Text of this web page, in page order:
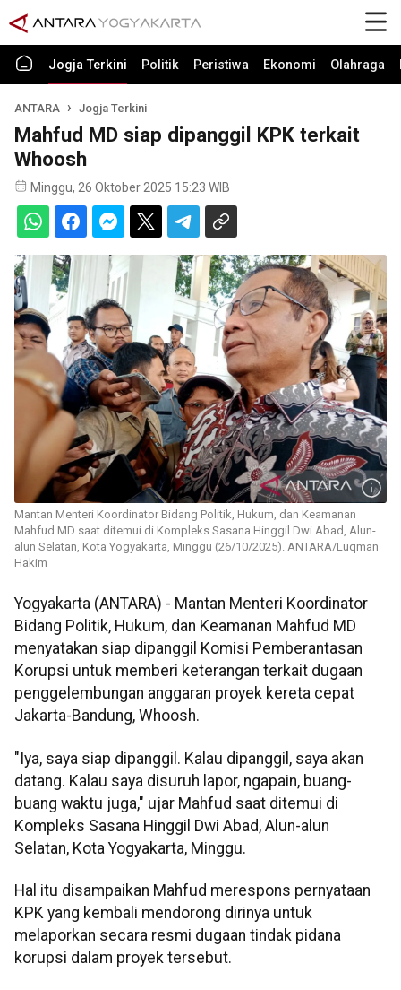
Jogja Terkini Politik Peristiwa Ekonomi Olahraga
ANTARA Jogja Terkini
Mahfud MD siap dipanggil KPK terkait
Whoosh
Minggu, 26 Oktober 2025 15:23 WIB
Mantan Menteri Koordinator Bidang Politik, Hukum, dan Keamanan
Mahfud MD saat ditemui di Kompleks Sasana Hinggil Dwi Abad, Alun-
alun Selatan, Kota Yogyakarta, Minggu (26/10/2025). ANTARA/Luqman
Hakim
Yogyakarta (ANTARA) - Mantan Menteri Koordinator
Bidang Politik, Hukum, dan Keamanan Mahfud MD
menyatakan siap dipanggil Komisi Pemberantasan
Korupsi untuk memberi keterangan terkait dugaan
penggelembungan anggaran proyek kereta cepat
Jakarta-Bandung, Whoosh.
"Iya, saya siap dipanggil. Kalau dipanggil, saya akan
datang. Kalau saya disuruh lapor, ngapain, buang-
buang waktu juga," ujar Mahfud saat ditemui di
Kompleks Sasana Hinggil Dwi Abad, Alun-alun
Selatan, Kota Yogyakarta, Minggu.
Hal itu disampaikan Mahfud merespons pernyataan
KPK yang kembali mendorong dirinya untuk
melaporkan secara resmi dugaan tindak pidana
korupsi dalam proyek tersebut.